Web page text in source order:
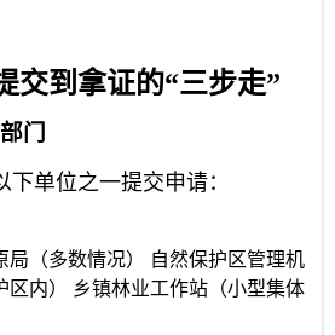
交到拿证的“三步走”
门
单位之一提交申请：
局（多数情况） 自然保护区管理机
区内） 乡镇林业工作站（小型集体